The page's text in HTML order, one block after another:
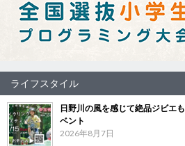
ライフスタイル
日野川の風を感じて絶品ジビエ
ベント
2026年8月7日